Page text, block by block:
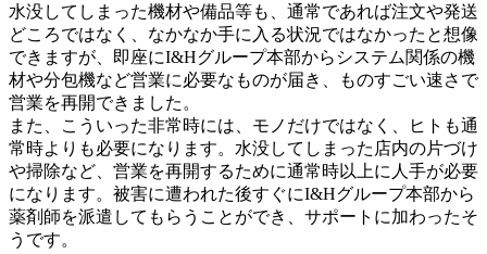
水没してしまった機材や備品等も、通常であれば注文や発送
どころではなく、なかなか手に入る状況ではなかったと想像
できますが、即座にI&Hグループ本部からシステム関係の機
材や分包機など営業に必要なものが届き、ものすごい速さで
営業を再開できました。
また、こういった非常時には、モノだけではなく、ヒトも通
常時よりも必要になります。水没してしまった店内の片づけ
や掃除など、営業を再開するために通常時以上に人手が必要
になります。被害に遭われた後すぐにI&Hグループ本部から
薬剤師を派遣してもらうことができ、サポートに加わったそ
うです。